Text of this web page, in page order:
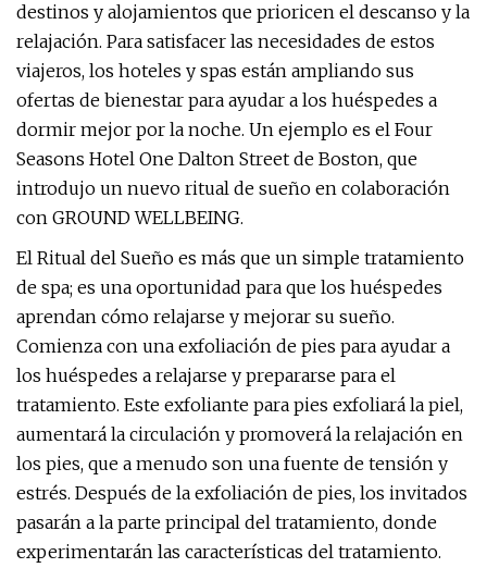
destinos y alojamientos que prioricen el descanso y la
relajación. Para satisfacer las necesidades de estos
viajeros, los hoteles y spas están ampliando sus
ofertas de bienestar para ayudar a los huéspedes a
dormir mejor por la noche. Un ejemplo es el Four
Seasons Hotel One Dalton Street de Boston, que
introdujo un nuevo ritual de sueño en colaboración
con GROUND WELLBEING.
El Ritual del Sueño es más que un simple tratamiento
de spa; es una oportunidad para que los huéspedes
aprendan cómo relajarse y mejorar su sueño.
Comienza con una exfoliación de pies para ayudar a
los huéspedes a relajarse y prepararse para el
tratamiento. Este exfoliante para pies exfoliará la piel,
aumentará la circulación y promoverá la relajación en
los pies, que a menudo son una fuente de tensión y
estrés. Después de la exfoliación de pies, los invitados
pasarán a la parte principal del tratamiento, donde
experimentarán las características del tratamiento.